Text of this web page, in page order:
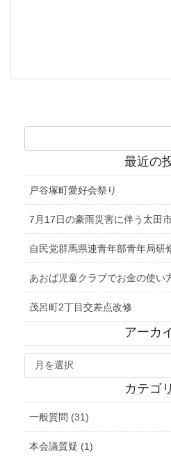
最近の
戸谷塚町愛好会祭り
7月17日の豪雨災害に伴う太田
自民党群馬県連青年部青年局研
あおば児童クラブでお金の使い
茂呂町2丁目交差点改修
アーカ
ア
カ
カテゴ
一般質問 (31)
本会議質疑 (1)